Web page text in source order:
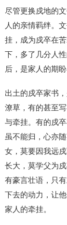
尽管更换戍地的
人的亲情羁绊。
挂，成为戍卒在
下，多了几分人
后，是家人的期
出土的戍卒家书
潦草，有的甚至
与牵挂。有的戍
虽不能归，心亦
女，莫要因我远
长大，莫学父为
有豪言壮语，只
下去的动力，让
家人的牵挂。